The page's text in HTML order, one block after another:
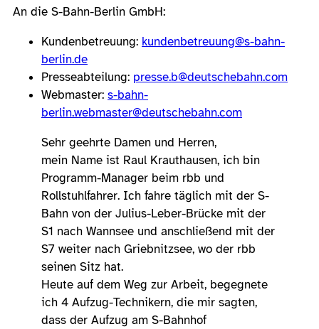
An die S-Bahn-Berlin GmbH:
Kundenbetreuung: kundenbetreuung@s-bahn-
berlin.de
Presseabteilung: presse.b@deutschebahn.com
Webmaster: s-bahn-
berlin.webmaster@deutschebahn.com
Sehr geehrte Damen und Herren,
mein Name ist Raul Krauthausen, ich bin
Programm-Manager beim rbb und
Rollstuhlfahrer. Ich fahre täglich mit der S-
Bahn von der Julius-Leber-Brücke mit der
S1 nach Wannsee und anschließend mit der
S7 weiter nach Griebnitzsee, wo der rbb
seinen Sitz hat.
Heute auf dem Weg zur Arbeit, begegnete
ich 4 Aufzug-Technikern, die mir sagten,
dass der Aufzug am S-Bahnhof